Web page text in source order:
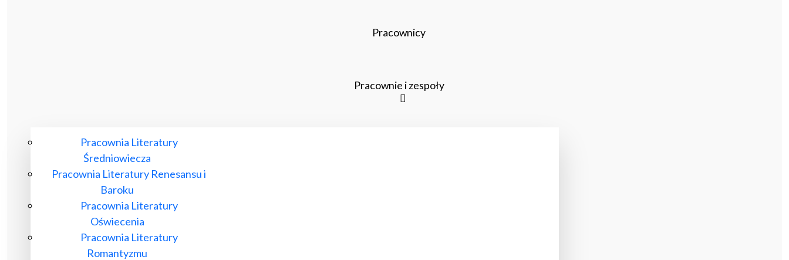
Pracownicy
Pracownie i zespoły
Pracownia Literatury
Średniowiecza
Pracownia Literatury Renesansu i
Baroku
Pracownia Literatury
Oświecenia
Pracownia Literatury
Romantyzmu